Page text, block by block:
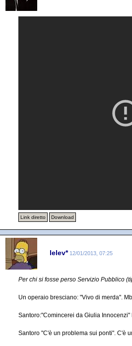
Link diretto Download
lelev* 12/01/2013, 07:25
Per chi si fosse perso Servizio Pubblico
Un operaio bresciano: "Vivo di merda".
Santoro:"Comincerei da Giulia
Santoro "C'è un problema sui ponti". C'è